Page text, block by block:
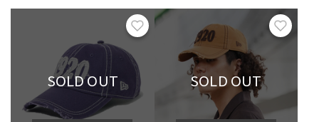
お気に入り
SOLD OUT SOLD OUT